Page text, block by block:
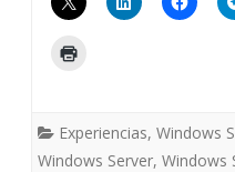
Experiencias, Windows
Windows Server, Windows